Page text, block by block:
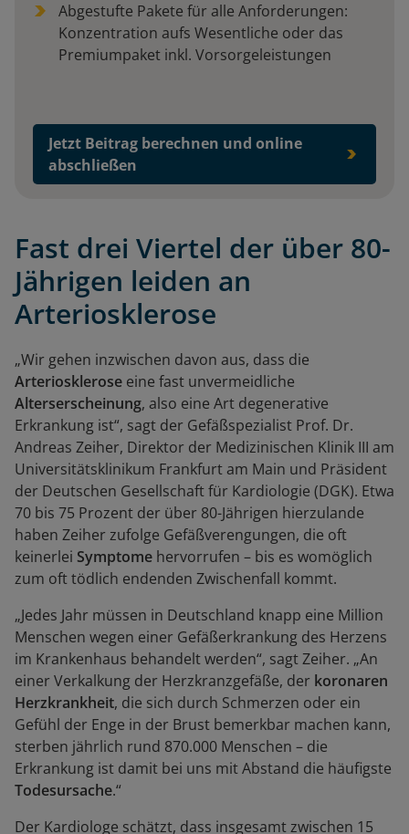
Abgestufte Pakete für alle Anforderungen:
Konzentration aufs Wesentliche oder das
Premiumpaket inkl. Vorsorgeleistungen
Jetzt Beitrag berechnen und online
abschließen
Fast drei Viertel der über 80-
Jährigen leiden an
Arteriosklerose
„Wir gehen inzwischen davon aus, dass die
Arteriosklerose eine fast unvermeidliche
Alterserscheinung, also eine Art degenerative
Erkrankung ist“, sagt der Gefäßspezialist Prof. Dr.
Andreas Zeiher, Direktor der Medizinischen Klinik III am
Universitätsklinikum Frankfurt am Main und Präsident
der Deutschen Gesellschaft für Kardiologie (DGK). Etwa
70 bis 75 Prozent der über 80-Jährigen hierzulande
haben Zeiher zufolge Gefäßverengungen, die oft
keinerlei Symptome hervorrufen – bis es womöglich
zum oft tödlich endenden Zwischenfall kommt.
„Jedes Jahr müssen in Deutschland knapp eine Million
Menschen wegen einer Gefäßerkrankung des Herzens
im Krankenhaus behandelt werden“, sagt Zeiher. „An
einer Verkalkung der Herzkranzgefäße, der koronaren
Herzkrankheit, die sich durch Schmerzen oder ein
Gefühl der Enge in der Brust bemerkbar machen kann,
sterben jährlich rund 870.000 Menschen – die
Erkrankung ist damit bei uns mit Abstand die häufigste
Todesursache.“
Der Kardiologe schätzt, dass insgesamt zwischen 15